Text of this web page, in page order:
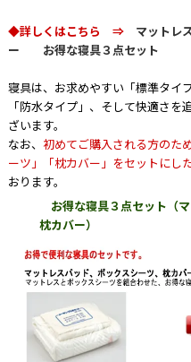
◆詳しくはこちら ⇒ マットレ
ー
お得な寝具３点セット
寝具は、お求めやすい「標準タイ
「防水タイプ」、そして快適さ
ざいます。
なお、 初めてご購入される方のた
ーツ」「枕カバー」をセットにした
おります。
お得な寝具３点セット（
枕カバー）